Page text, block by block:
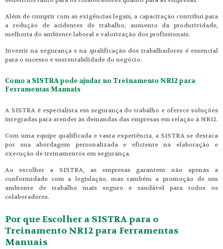
Além de cumprir com as exigências legais, a capacitação contribui para
a redução de acidentes de trabalho, aumento da produtividade,
melhoria do ambiente laboral e valorização dos profissionais.
Investir na segurança e na qualificação dos trabalhadores é essencial
para o sucesso e sustentabilidade do negócio.
Como a SISTRA pode ajudar no Treinamento NR12 para
Ferramentas Manuais
A SISTRA é especialista em segurança do trabalho e oferece soluções
integradas para atender às demandas das empresas em relação à NR12.
Com uma equipe qualificada e vasta experiência, a SISTRA se destaca
por sua abordagem personalizada e eficiente na elaboração e
execução de treinamentos em segurança.
Ao escolher a SISTRA, as empresas garantem não apenas a
conformidade com a legislação, mas também a promoção de um
ambiente de trabalho mais seguro e saudável para todos os
colaboradores.
Por que Escolher a SISTRA para o
Treinamento NR12 para Ferramentas
Manuais